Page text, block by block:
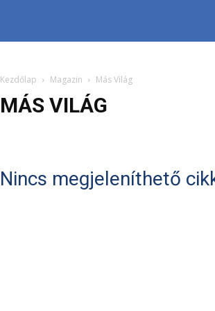
Kezdőlap Magazin Más Világ
MÁS VILÁG
Nincs megjeleníthető